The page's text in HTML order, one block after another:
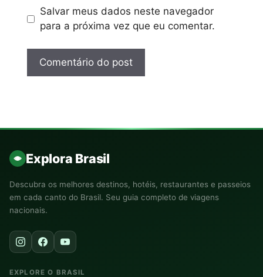
Salvar meus dados neste navegador
para a próxima vez que eu comentar.
Explora Brasil
Descubra os melhores destinos, hotéis, restaurantes e passeios
em cada canto do Brasil. Seu guia completo de viagens
nacionais.
EXPLORE O BRASIL